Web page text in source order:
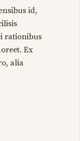
id,
rationibus
Ex
alia